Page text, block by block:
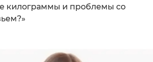
килограммы и проблемы со